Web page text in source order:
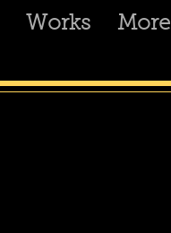
Works More